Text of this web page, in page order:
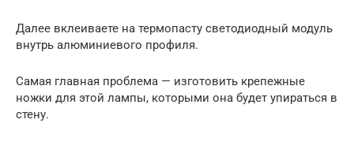
Далее вклеиваете на термопасту светодиодный модуль
внутрь алюминиевого профиля.
Самая главная проблема — изготовить крепежные
ножки для этой лампы, которыми она будет упираться в
стену.